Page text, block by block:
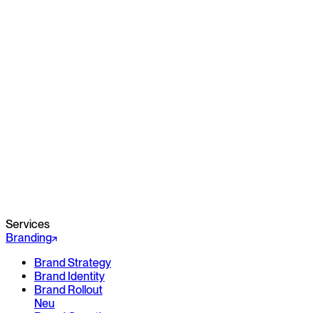
Services
Branding
Brand Strategy
Brand Identity
Brand Rollout
Neu